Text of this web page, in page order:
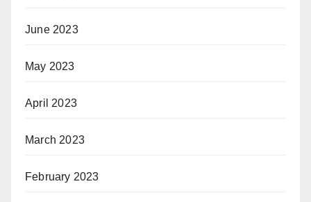
June 2023
May 2023
April 2023
March 2023
February 2023